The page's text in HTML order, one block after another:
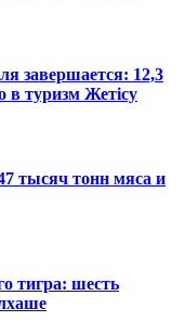
завершается: 12,3
в туризм Жетісу
тысяч тонн мяса и
тигра: шесть